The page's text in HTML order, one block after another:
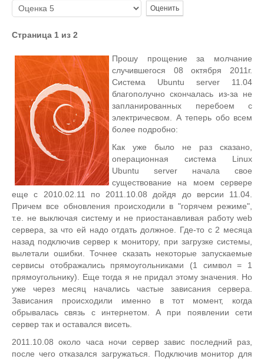
Пожалуйста,
оцените
Страница 1 из 2
Прошу прощение за молчание
случившегося 08 октября 2011г.
Система Ubuntu server 11.04
благополучно скончалась из-за не
запланированных перебоем с
электричесвом. А теперь обо всем
более подробно:
Как уже было не раз сказано,
операционная система Linux
Ubuntu server начала свое
существование на моем сервере
еще с 2010.02.11 по 2011.10.08 дойдя до версии 11.04.
Причем все обновления происходили в "горячем режиме",
т.е. не выключая систему и не приостанавливая работу web
сервера, за что ей надо отдать должное. Где-то с 2 месяца
назад подключив сервер к монитору, при загрузке системы,
вылетали ошибки. Точнее сказать некоторые запускаемые
сервисы отображались прямоугольниками (1 символ = 1
прямоугольнику). Еще тогда я не придал этому значения. Но
уже через месяц начались частые зависания сервера.
Зависания происходили именно в тот момент, когда
обрывалась связь с интернетом. А при появлении сети
сервер так и оставался висеть.
2011.10.08 около часа ночи сервер завис последний раз,
после чего отказался загружаться. Подключив монитор для